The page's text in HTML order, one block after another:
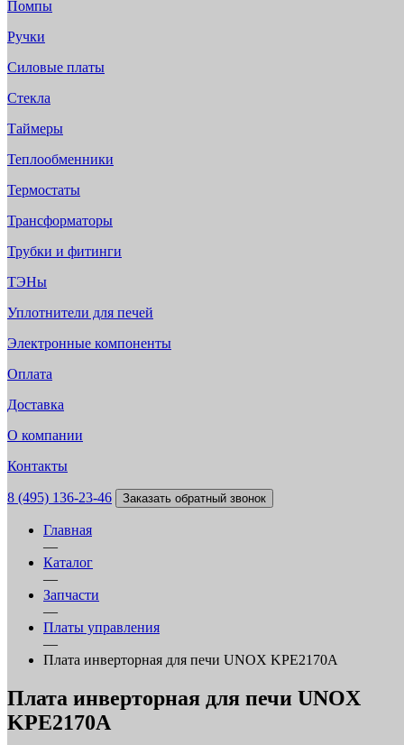
Помпы
Ручки
Силовые платы
Стекла
Таймеры
Теплообменники
Термостаты
Трансформаторы
Трубки и фитинги
ТЭНы
Уплотнители для печей
Электронные компоненты
Оплата
Доставка
О компании
Контакты
8 (495) 136-23-46 Заказать обратный звонок
Главная
—
Каталог
—
Запчасти
—
Платы управления
—
Плата инверторная для печи UNOX KPE2170A
Плата инверторная для печи UNOX
KPE2170A